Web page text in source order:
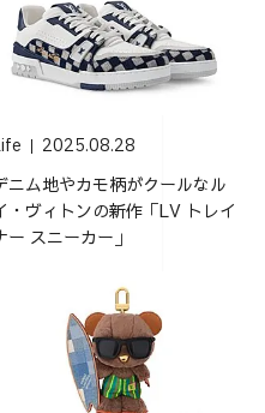
2025.08.28
ニム地やカモ柄がクールなル
・ヴィトンの新作「LV トレイ
ー スニーカー」